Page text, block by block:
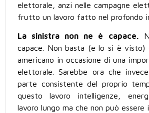
elettorale, anzi nelle campagne
frutto un lavoro fatto nel profondo
La sinistra non ne è capace.
capace. Non basta (e lo si è visto)
americano in occasione di una
elettorale. Sarebbe ora che
parte consistente del proprio
questo lavoro intelligenze,
lavoro lungo ma che non può essere